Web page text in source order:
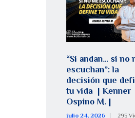
“Si andan… si no
escuchan”: la
decisión que
tu vida | Kenner
Ospino M. |
julio 24, 2026 295